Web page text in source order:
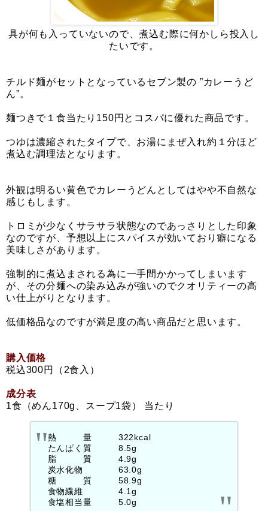
具が何も入っていないので、煮込む際に何かしら投入し
たいです。
チルド麺がセットとなっているセブン製の ”カレーうど
ん”。
麺つきで１食当たり150円とコスパに優れた商品です。
つゆは濃縮されたタイプで、お湯にまぜ入れ約１分ほど
煮込む調理法となります。
外観は明るい黄色でカレーうどんとしてはやや不自然な
感じもします。
トロミが少なくサラサラ状態なのであっさりとした印象
なのですが、予想以上にスパイスが効いており癖になる
美味しさがあります。
強制的に煮込まされる為に一手間かかってしまいます
が、その分麺への染み込みが強いのでクオリティーの高
い仕上がりとなります。
低価格品なのですが満足度の高い商品だと思います。
購入価格
税込300円（2食入）
成分表
1食（めん170g、スープ1袋） 当たり
熱 量 322kcal
たんぱく質 8.5g
脂 質 4.9g
炭水化物 63.0g
糖 質 58.9g
食物繊維 4.1g
食塩相当量 5.0g